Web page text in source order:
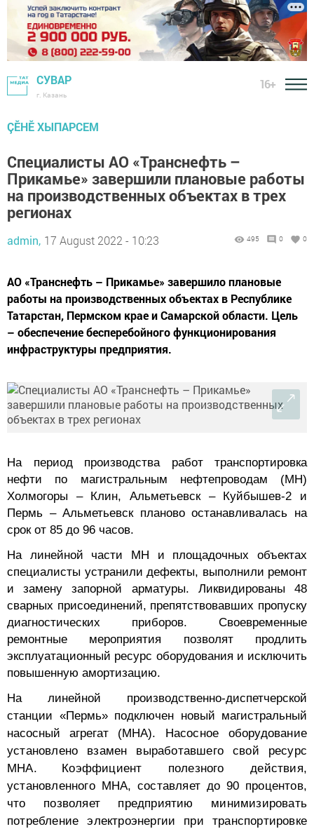
СУВАР
г. Казань
16+
ÇӖНӖ ХЫПАРСЕМ
Специалисты АО «Транснефть –
Прикамье» завершили плановые работы
на производственных объектах в трех
регионах
admin, 17 August 2022 - 10:23 495 0 0
АО «Транснефть – Прикамье» завершило плановые
работы на производственных объектах в Республике
Татарстан, Пермском крае и Самарской области. Цель
– обеспечение бесперебойного функционирования
инфраструктуры предприятия.
На период производства работ транспортировка
нефти по магистральным нефтепроводам (МН)
Холмогоры – Клин, Альметьевск – Куйбышев-2 и
Пермь – Альметьевск планово останавливалась на
срок от 85 до 96 часов.
На линейной части МН и площадочных объектах
специалисты устранили дефекты, выполнили ремонт
и замену запорной арматуры. Ликвидированы 48
сварных присоединений, препятствовавших пропуску
диагностических приборов. Своевременные
ремонтные мероприятия позволят продлить
эксплуатационный ресурс оборудования и исключить
повышенную амортизацию.
На линейной производственно-диспетчерской
станции «Пермь» подключен новый магистральный
насосный агрегат (МНА). Насосное оборудование
установлено взамен выработавшего свой ресурс
МНА.
Коэффициент полезного действия,
установленного МНА, составляет до 90 процентов,
что позволяет предприятию минимизировать
потребление электроэнергии при транспортировке